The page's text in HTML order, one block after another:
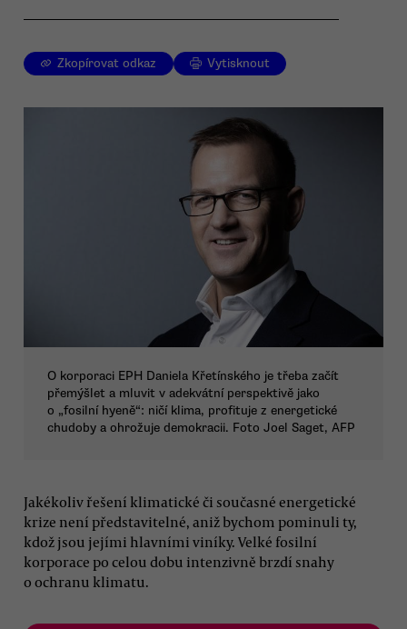
Zkopírovat odkaz Vytisknout
O korporaci EPH Daniela Křetínského je třeba začít
přemýšlet a mluvit v adekvátní perspektivě jako
o „fosilní hyeně“: ničí klima, profituje z energetické
chudoby a ohrožuje demokracii. Foto Joel Saget, AFP
Jakékoliv řešení klimatické či současné energetické
krize není představitelné, aniž bychom pominuli ty,
kdož jsou jejími hlavními viníky. Velké fosilní
korporace po celou dobu intenzivně brzdí snahy
o ochranu klimatu.